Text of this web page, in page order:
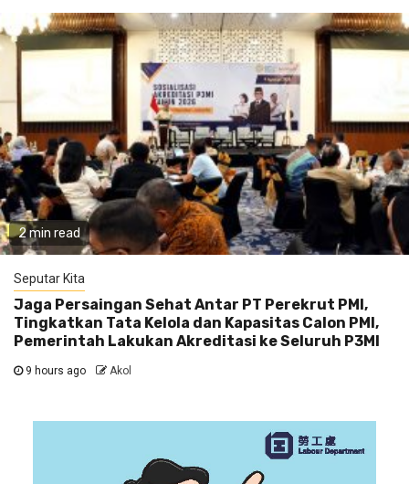
2 min read
Seputar Kita
Jaga Persaingan Sehat Antar PT Perekrut PMI,
Tingkatkan Tata Kelola dan Kapasitas Calon PMI,
Pemerintah Lakukan Akreditasi ke Seluruh P3MI
9 hours ago Akol